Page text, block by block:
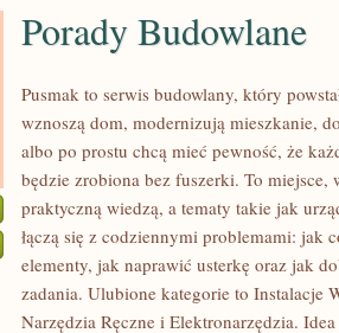
PORADY
BUDOWLANE
Porady Budowlane
Pusmak to serwis budowlany, który
wznoszą dom, modernizują mieszkanie,
albo po prostu chcą mieć pewność, że
będzie zrobiona bez fuszerki. To miejsce,
praktyczną wiedzą, a tematy takie jak
łączą się z codziennymi problemami: jak
elementy, jak naprawić usterkę oraz jak
zadania. Ulubione kategorie to Instalacje
Narzędzia Ręczne i Elektronarzędzia.